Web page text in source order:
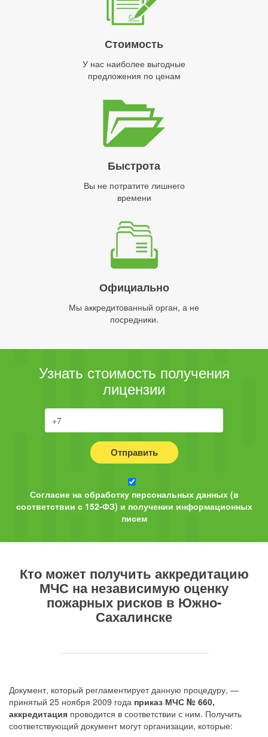
Стоимость
У нас наиболее выгодные
предложения по ценам
Быстрота
Вы не потратите лишнего
времени
Официально
Мы аккредитованный орган, а не
посредники.
Узнать стоимость получения
лицензии
Отправить
Согласие на обработку персональных данных (в
соответствии с 152-ФЗ) и получении информационных
писем
Кто может получить аккредитацию
МЧС на независимую оценку
пожарных рисков в Южно-
Сахалинске
Документ, который регламентирует данную процедуру, —
принятый 25 ноября 2009 года приказ МЧС № 660,
аккредитация проводится в соответствии с ним. Получить
соответствующий документ могут организации, которые: